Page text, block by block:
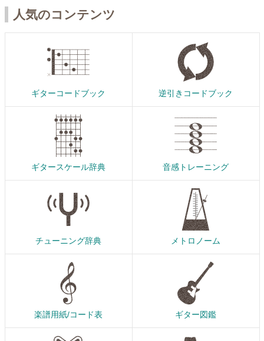
人気のコンテンツ
ギターコードブック 逆引きコードブック
ギタースケール辞典 音感トレーニング
チューニング辞典 メトロノーム
楽譜用紙/コード表 ギター図鑑